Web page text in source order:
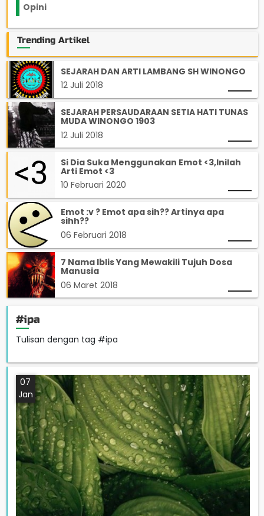
Opini
Trending Artikel
SEJARAH DAN ARTI LAMBANG SH WINONGO
12 Juli 2018
SEJARAH PERSAUDARAAN SETIA HATI TUNAS
MUDA WINONGO 1903
12 Juli 2018
Si Dia Suka Menggunakan Emot <3,Inilah
Arti Emot <3
10 Februari 2020
Emot :v ? Emot apa sih?? Artinya apa
sihh??
06 Februari 2018
7 Nama Iblis Yang Mewakili Tujuh Dosa
Manusia
06 Maret 2018
#ipa
Tulisan dengan tag #ipa
07
Jan